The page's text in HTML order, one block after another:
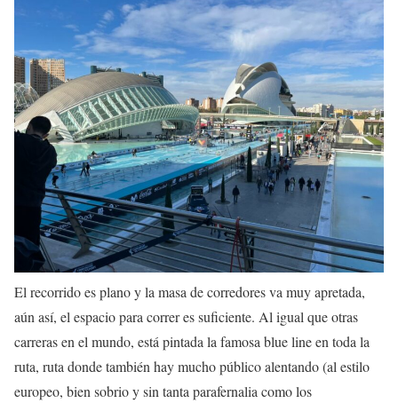
El recorrido es plano y la masa de corredores va muy apretada,
aún así, el espacio para correr es suficiente. Al igual que otras
carreras en el mundo, está pintada la famosa blue line en toda la
ruta, ruta donde también hay mucho público alentando (al estilo
europeo, bien sobrio y sin tanta parafernalia como los